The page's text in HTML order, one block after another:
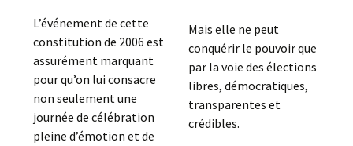
L’événement de cette
constitution de 2006 est
assurément marquant
pour qu’on lui consacre
non seulement une
journée de célébration
pleine d’émotion et de
Mais elle ne peut
conquérir le pouvoir que
par la voie des élections
libres, démocratiques,
transparentes et
crédibles.